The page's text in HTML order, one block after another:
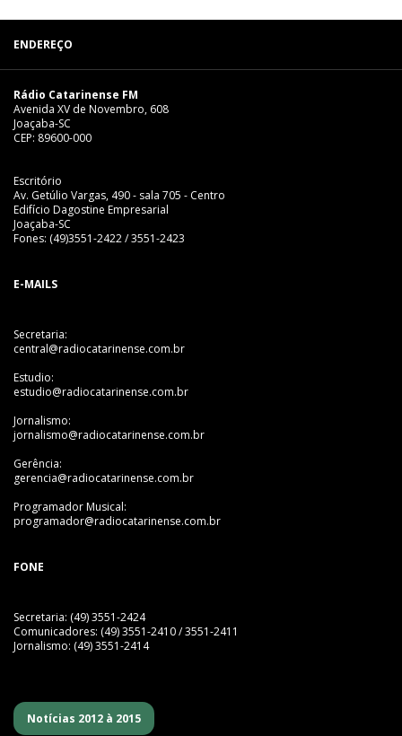
ENDEREÇO
Rádio Catarinense FM
Avenida XV de Novembro, 608
Joaçaba-SC
CEP: 89600-000
Escritório
Av. Getúlio Vargas, 490 - sala 705 - Centro
Edifício Dagostine Empresarial
Joaçaba-SC
Fones: (49)3551-2422 / 3551-2423
E-MAILS
Secretaria:
central@radiocatarinense.com.br
Estudio:
estudio@radiocatarinense.com.br
Jornalismo:
jornalismo@radiocatarinense.com.br
Gerência:
gerencia@radiocatarinense.com.br
Programador Musical:
programador@radiocatarinense.com.br
FONE
Secretaria: (49) 3551-2424
Comunicadores: (49) 3551-2410 / 3551-2411
Jornalismo: (49) 3551-2414
Notícias 2012 à 2015